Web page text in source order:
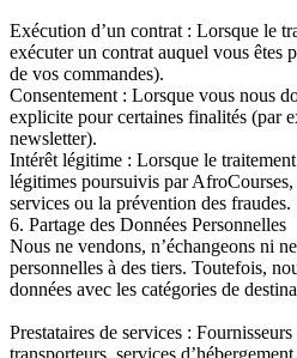
Exécution d’un contrat : Lorsque le
exécuter un contrat auquel vous êtes
de vos commandes).
Consentement : Lorsque vous nous
explicite pour certaines finalités (par
newsletter).
Intérêt légitime : Lorsque le
légitimes poursuivis par
services ou la prévention des fraudes.
6. Partage des Données Personnelles
Nous ne vendons, n’échangeons ni
personnelles à des tiers. Toutefois,
données avec les catégories de
Prestataires de services :